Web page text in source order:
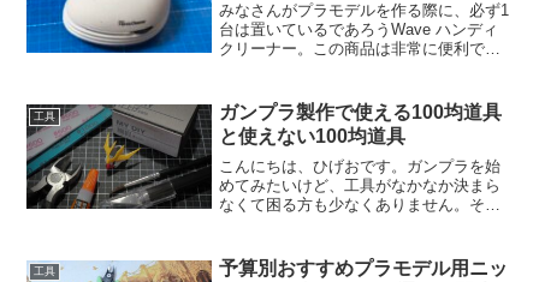
みなさんがプラモデルを作る際に、必ず1
台は置いているであろうWave ハンディ
クリーナー。この商品は非常に便利で使
「電源入れても動かない。どうしたもの
か・・・」この記事では、ハンディクリ
ーナーが動かない原因について紹介しま
す。
工具
ガンプラ製作で使える100均道具
と使えない100均道具
こんにちは、ひげおです。ガンプラを始
めてみたいけど、工具がなかなか決まら
なくて困る方も少なくありません。そこ
ンプラ始めてみたいけど、続くかよくわ
工具
予算別おすすめプラモデル用ニッ